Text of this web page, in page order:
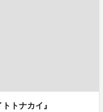
トナカイ』